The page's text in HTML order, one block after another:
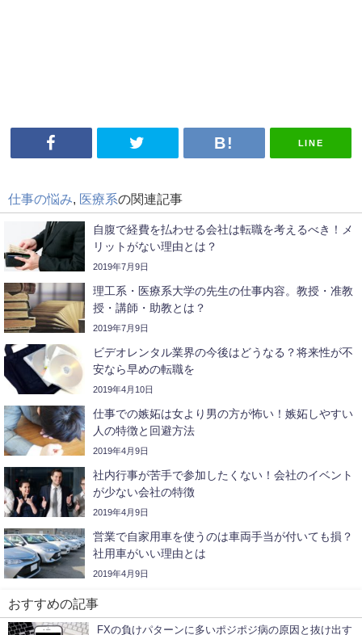
LINE
仕事の悩み, 医療系の関連記事
自腹で経費を払わせる会社は転職を考えるべき！メ
リットがない理由とは？
2019年7月9日
理工系・医療系大学の先生の仕事内容。教授・准教
授・講師・助教とは？
2019年7月9日
ビデオレンタル業界の今後はどうなる？将来性が不
安なら早めの転職を
2019年4月10日
仕事での嫉妬は女より男の方が怖い！嫉妬しやすい
人の特徴と回避方法
2019年4月9日
社内行事が苦手で参加したくない！会社のイベント
が少ない会社の特徴
2019年4月9日
営業で自家用車を使うのは車両手当が付いても損？
社用車がいい理由とは
2019年4月9日
おすすめの記事
FXの負けパターンに多いポジポジ病の原因と抜け出す